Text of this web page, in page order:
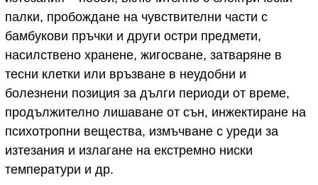
палки, пробождане на чувствителни части с
бамбукови пръчки и други остри предмети,
насилствено хранене, жигосване, затваряне в
тесни клетки или връзване в неудобни и
болезнени позиция за дълги периоди от време,
продължително лишаване от сън, инжектиране на
психотропни вещества, измъчване с уреди за
изтезания и излагане на екстремно ниски
температури и др.